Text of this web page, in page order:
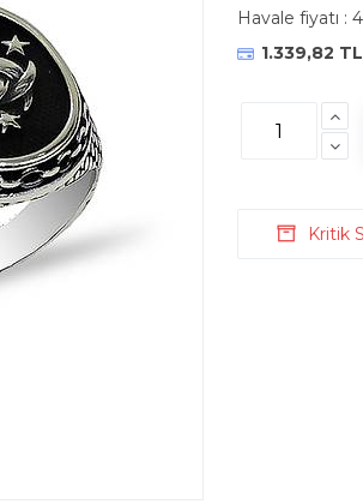
Havale fiyatı :
1.339,82 TL